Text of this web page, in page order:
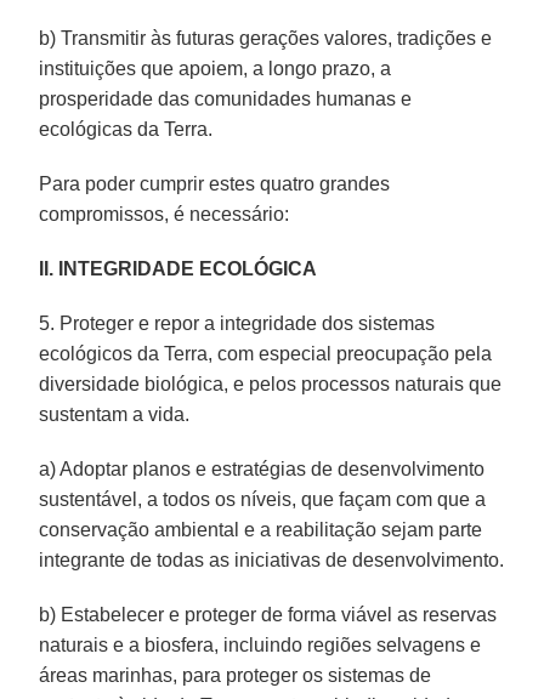
b) Transmitir às futuras gerações valores, tradições e
instituições que apoiem, a longo prazo, a
prosperidade das comunidades humanas e
ecológicas da Terra.
Para poder cumprir estes quatro grandes
compromissos, é necessário:
II. INTEGRIDADE ECOLÓGICA
5. Proteger e repor a integridade dos sistemas
ecológicos da Terra, com especial preocupação pela
diversidade biológica, e pelos processos naturais que
sustentam a vida.
a) Adoptar planos e estratégias de desenvolvimento
sustentável, a todos os níveis, que façam com que a
conservação ambiental e a reabilitação sejam parte
integrante de todas as iniciativas de desenvolvimento.
b) Estabelecer e proteger de forma viável as reservas
naturais e a biosfera, incluindo regiões selvagens e
áreas marinhas, para proteger os sistemas de